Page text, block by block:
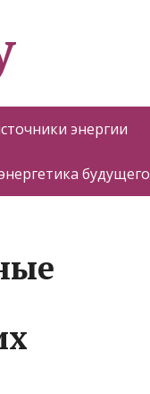
энергии
будущего